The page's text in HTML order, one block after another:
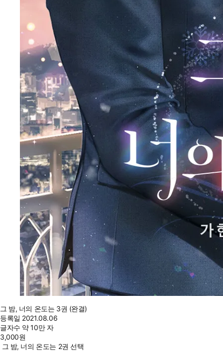
그 밤, 너의 온도는 3권 (완결)
등록일 2021.08.06
글자수 약 10만 자
3,000원
그 밤, 너의 온도는 2권 선택